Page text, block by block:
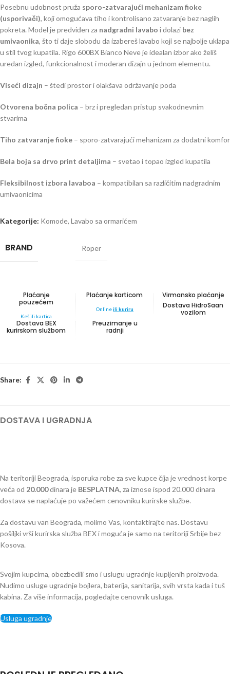
Posebnu udobnost pruža sporo-zatvarajući mehanizam fioke
(usporivači), koji omogućava tiho i kontrolisano zatvaranje bez naglih
pokreta. Model je predviđen za nadgradni lavabo i dolazi bez
umivaonika, što ti daje slobodu da izabereš lavabo koji se najbolje uklapa
u stil tvog kupatila. Rigo 600BX Bianco Neve je idealan izbor ako želiš
uredan izgled, funkcionalnost i moderan dizajn u jednom elementu.
Viseći dizajn – štedi prostor i olakšava održavanje poda
Otvorena bočna polica – brz i pregledan pristup svakodnevnim
stvarima
Tiho zatvaranje fioke – sporo-zatvarajući mehanizam za dodatni komfor
Bela boja sa drvo print detaljima – svetao i topao izgled kupatila
Fleksibilnost izbora lavaboa – kompatibilan sa različitim nadgradnim
umivaonicima
Kategorije: Komode, Lavabo sa ormarićem
BRAND Roper
Plaćanje
pouzećem
Keš ili kartica
Plaćanje karticom
Onlineili kuriru
Virmansko plaćanje
Dostava HidroSaan
vozilom
Dostava BEX
kurirskom službom
Preuzimanje u
radnji
Share:
DOSTAVA I UGRADNJA
Na teritoriji Beograda, isporuka robe za sve kupce čija je vrednost korpe
veća od 20.000dinara je BESPLATNA, za iznose ispod 20.000 dinara
dostava se naplaćuje po važećem cenovniku kurirske službe.
Za dostavu van Beograda, molimo Vas, kontaktirajte nas. Dostavu
pošiljki vrši kurirska služba BEX i moguća je samo na teritoriji Srbije bez
Kosova.
Svojim kupcima, obezbedili smo i uslugu ugradnje kupljenih proizvoda.
Nudimo usluge ugradnje bojlera, baterija, sanitarija, svih vrsta kada i tuš
kabina. Za više informacija, pogledajte cenovnik usluga.
Usluga ugradnje